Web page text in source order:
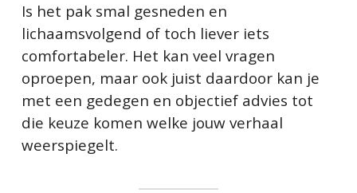
Is het pak smal gesneden en
lichaamsvolgend of toch liever iets
comfortabeler. Het kan veel vragen
oproepen, maar ook juist daardoor kan je
met een gedegen en objectief advies tot
die keuze komen welke jouw verhaal
weerspiegelt.